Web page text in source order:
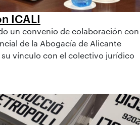
ICALI
un convenio de colaboración con
de la Abogacía de Alicante
su vínculo con el colectivo jurídico